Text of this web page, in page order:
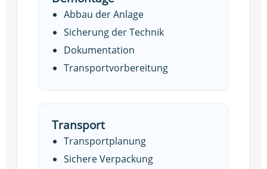
Abbau der Anlage
Sicherung der Technik
Dokumentation
Transportvorbereitung
Transport
Transportplanung
Sichere Verpackung